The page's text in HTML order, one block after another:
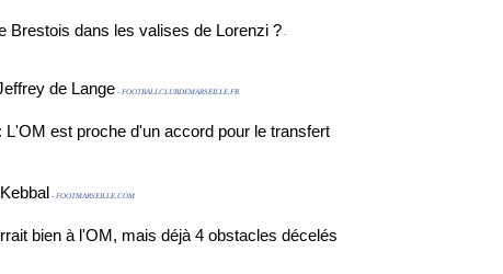
Brestois dans les valises de Lorenzi ? -
de Lange - FOOTBALLCLUBDEMARSEILLE.FR
est proche d'un accord pour le transfert
- FOOTMARSEILLE.COM
bien à l'OM, mais déjà 4 obstacles décelés